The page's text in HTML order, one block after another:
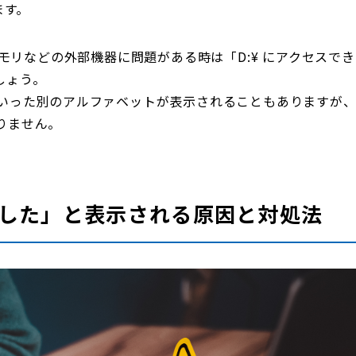
。
リなどの外部機器に問題がある時は「D:¥ にアクセスでき
う。
った別のアルファベットが表示されることもありますが、
せん。
た」と表示される原因と対処法